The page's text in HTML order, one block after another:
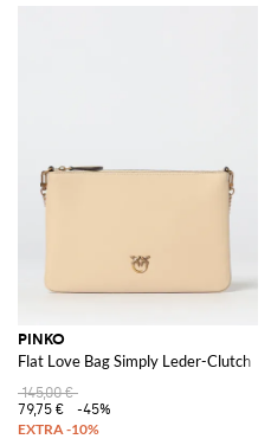
PINKO
Flat Love Bag Simply Leder-Clutch
145,00 €
79,75 €
-45%